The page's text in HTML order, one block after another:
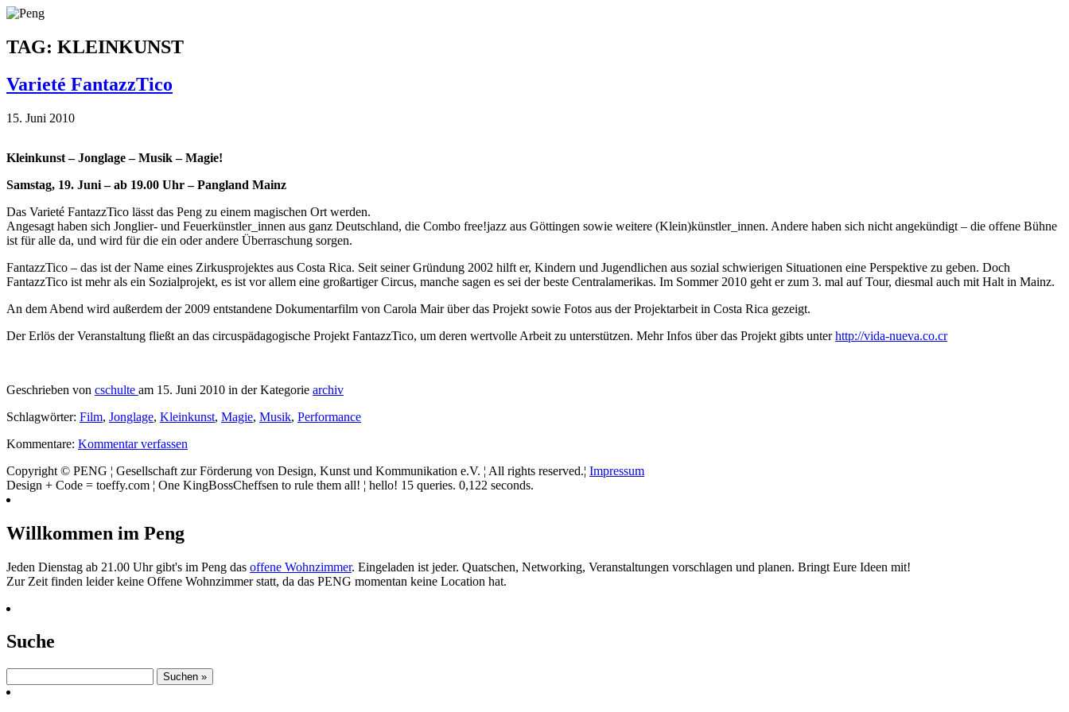
TAG: KLEINKUNST
Varieté FantazzTico
15. Juni 2010
Kleinkunst – Jonglage – Musik – Magie!
Samstag, 19. Juni – ab 19.00 Uhr – Pangland Mainz
Das Varieté FantazzTico lässt das Peng zu einem magischen Ort werden.
Angesagt haben sich Jonglier- und Feuerkünstler_innen aus ganz Deutschland, die Combo free!jazz aus Göttingen sowie weitere (Klein)künstler_innen. Andere haben sich nicht angekündigt – die offene Bühne
ist für alle da, und wird für die ein oder andere Überraschung sorgen.
FantazzTico – das ist der Name eines Zirkusprojektes aus Costa Rica. Seit seiner Gründung 2002 hilft er, Kindern und Jugendlichen aus sozial schwierigen Situationen eine Perspektive zu geben. Doch
FantazzTico ist mehr als ein Sozialprojekt, es ist vor allem eine großartiger Circus, manche sagen es sei der beste Centralamerikas. Im Sommer 2010 geht er zum 3. mal auf Tour, diesmal auch mit Halt in Mainz.
An dem Abend wird außerdem der 2009 entstandene Dokumentarfilm von Carola Mair über das Projekt sowie Fotos aus der Projektarbeit in Costa Rica gezeigt.
Der Erlös der Veranstaltung fließt an das circuspädagogische Projekt FantazzTico, um deren wertvolle Arbeit zu unterstützen. Mehr Infos über das Projekt gibts unterhttp://vida-nueva.co.cr
Geschrieben von cschulte am 15. Juni 2010 in der Kategorie archiv
Schlagwörter: Film, Jonglage, Kleinkunst, Magie, Musik, Performance
Kommentare: Kommentar verfassen
Copyright © PENG ¦ Gesellschaft zur Förderung von Design, Kunst und Kommunikation e.V. ¦ All rights reserved.¦ Impressum
Design + Code = toeffy.com ¦ One KingBossCheffsen to rule them all! ¦ hello! 15 queries. 0,122 seconds.
Willkommen im Peng
Jeden Dienstag ab 21.00 Uhr gibt's im Peng das offene Wohnzimmer. Eingeladen ist jeder. Quatschen, Networking, Veranstaltungen vorschlagen und planen. Bringt Eure Ideen mit!
Zur Zeit finden leider keine Offene Wohnzimmer statt, da das PENG momentan keine Location hat.
Suche